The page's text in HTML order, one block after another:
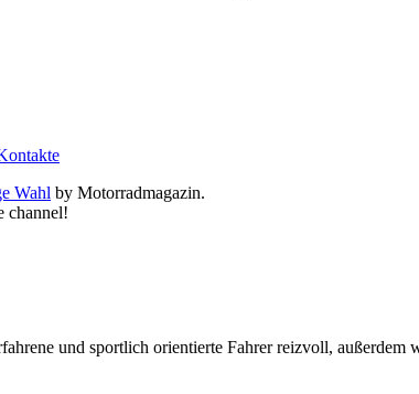
Wahl by Motorradmagazin.
channel!
und sportlich orientierte Fahrer reizvoll,